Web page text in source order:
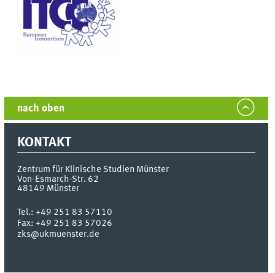
nach oben
KONTAKT
Zentrum für Klinische Studien Münster
Von-Esmarch-Str. 62
48149 Münster
Tel.:+49 251 83 57110
Fax:+49 251 83 57026
zks@ukmuenster.de